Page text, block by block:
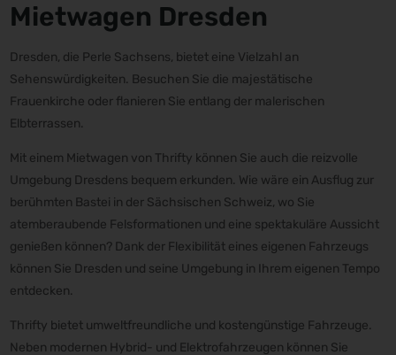
Mietwagen Dresden
Dresden, die Perle Sachsens, bietet eine Vielzahl an
Sehenswürdigkeiten. Besuchen Sie die majestätische
Frauenkirche oder flanieren Sie entlang der malerischen
Elbterrassen.
Mit einem Mietwagen von Thrifty können Sie auch die reizvolle
Umgebung Dresdens bequem erkunden. Wie wäre ein Ausflug zur
berühmten Bastei in der Sächsischen Schweiz, wo Sie
atemberaubende Felsformationen und eine spektakuläre Aussicht
genießen können? Dank der Flexibilität eines eigenen Fahrzeugs
können Sie Dresden und seine Umgebung in Ihrem eigenen Tempo
entdecken.
Thrifty bietet umweltfreundliche und kostengünstige Fahrzeuge.
Neben modernen Hybrid- und Elektrofahrzeugen können Sie